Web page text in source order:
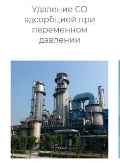
Удаление СО
адсорбцией при
переменном
давлении